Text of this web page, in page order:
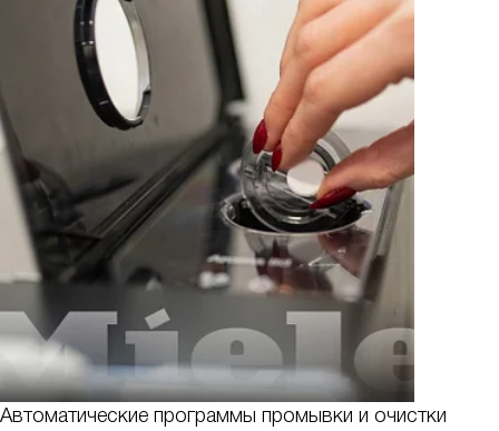
Автоматические программы промывки и очистки